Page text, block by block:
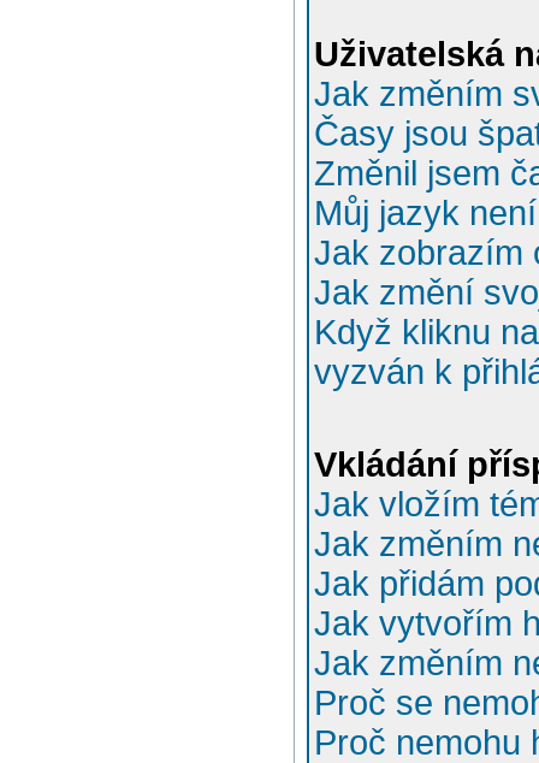
Uživatelská
Jak změním
Časy jsou
Změnil jsem
Můj jazyk
Jak zobrazím
Jak změní
Když kliknu
vyzván k
Vkládání
Jak vložím
Jak změním
Jak přidám
Jak vytvořím
Jak změním
Proč se
Proč nemohu